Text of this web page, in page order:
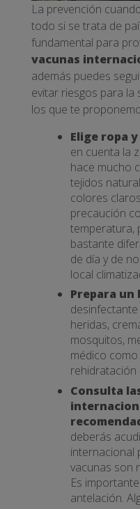
La prevención
todo si se trata de
fundamental para
vacunas
además puedes
evitar riesgos para la
los que te
Elige ropa
en cuenta la
hace mucho
tejidos
colores
precaución
temperatura,
bastante
de día y de
local
Prepara
heridas,
mosquitos,
médico
rehidratación
Consulta
deberás
internacional
vacunas son
Es
antelación.